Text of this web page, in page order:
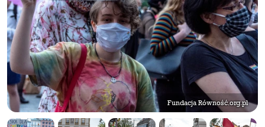
Fundacja Równość.org.pl